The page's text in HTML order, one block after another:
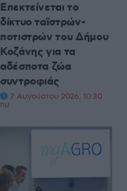
Επεκτείνεται το
δίκτυο ταϊστρών-
ποτιστρών του Δήμου
Κοζάνης για τα
αδέσποτα ζώα
συντροφιάς
7 Αυγούστου 2026, 10:30
πμ